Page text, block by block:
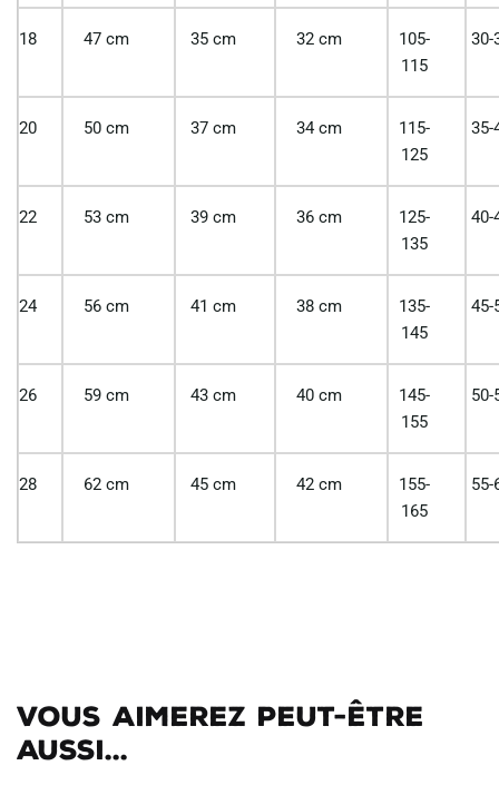
18 47 cm 35 cm 32 cm
105-
115
30-
20 50 cm 37 cm 34 cm
115-
125
35-
22 53 cm 39 cm 36 cm
125-
135
40-
24 56 cm 41 cm 38 cm
135-
145
45-
26 59 cm 43 cm 40 cm
145-
155
50-
28 62 cm 45 cm 42 cm
155-
165
55-
Vous aimerez peut-être
aussi...